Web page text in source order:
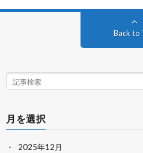
Back to
月を選択
2025年12月